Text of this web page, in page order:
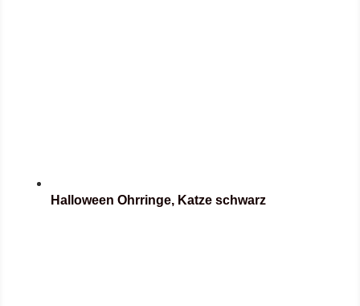
Halloween Ohrringe, Katze schwarz